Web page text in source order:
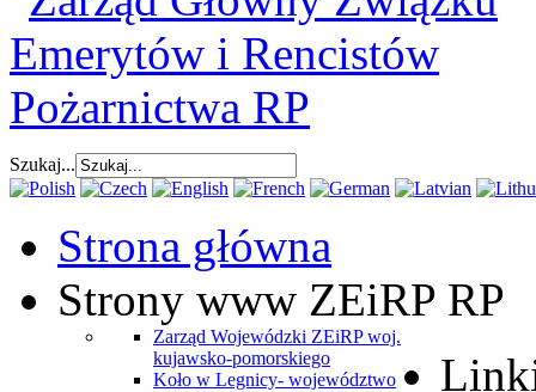
Szukaj...
Strona główna
Strony www ZEiRP RP
Zarząd Wojewódzki ZEiRP woj.
kujawsko-pomorskiego
Koło w Legnicy- województwo